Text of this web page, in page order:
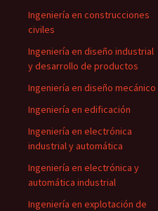
Ingeniería en construcciones
civiles
Ingeniería en diseño industrial
y desarrollo de productos
Ingeniería en diseño mecánico
Ingeniería en edificación
Ingeniería en electrónica
industrial y automática
Ingeniería en electrónica y
automática industrial
Ingeniería en explotación de